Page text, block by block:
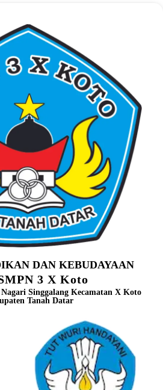
DAN KEBUDAYAAN
3 X Koto
Singgalang Kecamatan X Koto
Tanah Datar